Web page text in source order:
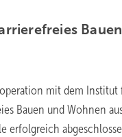
Bauen
mit dem Institut
Bauen und Wohnen
erfolgreich